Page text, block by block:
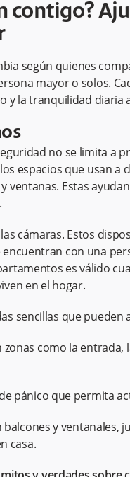
contigo?
según quienes
mayor o solos.
y la tranquilidad
no se limita a
espacios que usan
ventanas. Estas
cámaras. Estos
con una
es válido
en el hogar.
sencillas que pueden
como la
pánico que permita
balcones y ventanales,
casa.